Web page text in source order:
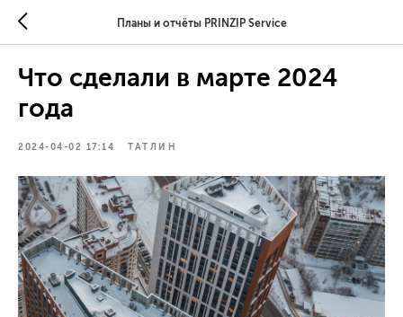
Планы и отчёты PRINZIP Service
Что сделали в марте 2024
года
2024-04-02 17:14 ТАТЛИН